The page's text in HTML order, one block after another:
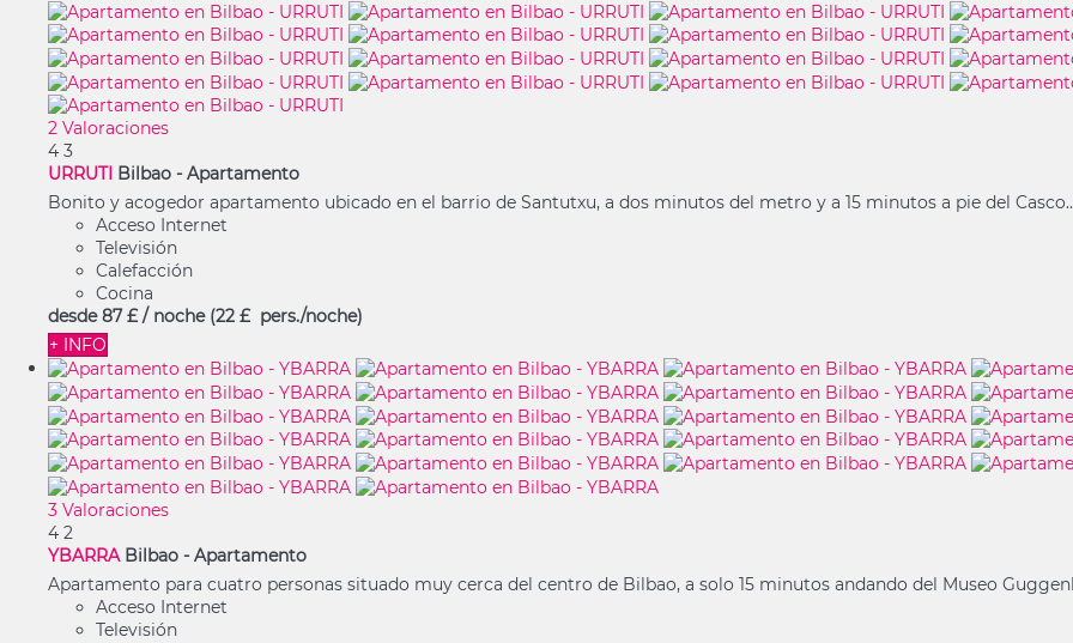
2 Valoraciones
4 3
URRUTI Bilbao - Apartamento
Bonito y acogedor apartamento ubicado en el barrio de Santutxu, a dos minutos del metro y a 15 minutos a pie del
Acceso Internet
Televisión
Calefacción
Cocina
desde 87 £ / noche (22 £ pers./noche)
+ INFO
3 Valoraciones
4 2
YBARRA Bilbao - Apartamento
Apartamento para cuatro personas situado muy cerca del centro de Bilbao, a solo 15 minutos andando del Museo
Acceso Internet
Televisión